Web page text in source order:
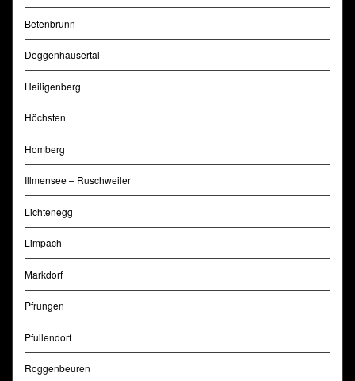
Betenbrunn
Deggenhausertal
Heiligenberg
Höchsten
Homberg
Illmensee – Ruschweiler
Lichtenegg
Limpach
Markdorf
Pfrungen
Pfullendorf
Roggenbeuren